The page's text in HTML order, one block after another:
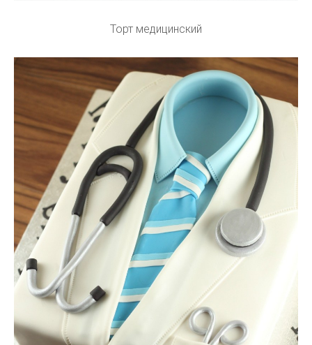
Торт медицинский